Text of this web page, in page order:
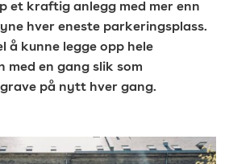
et kraftig anlegg med mer enn
hver eneste parkeringsplass.
å kunne legge opp hele
med en gang slik som
på nytt hver gang.